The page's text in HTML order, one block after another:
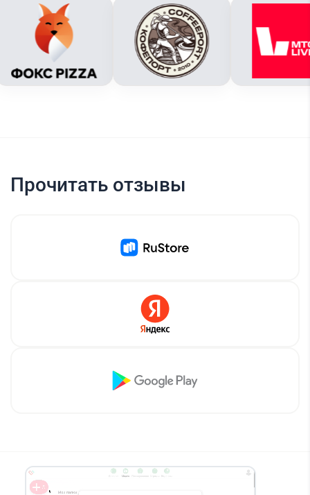
Прочитать отзывы